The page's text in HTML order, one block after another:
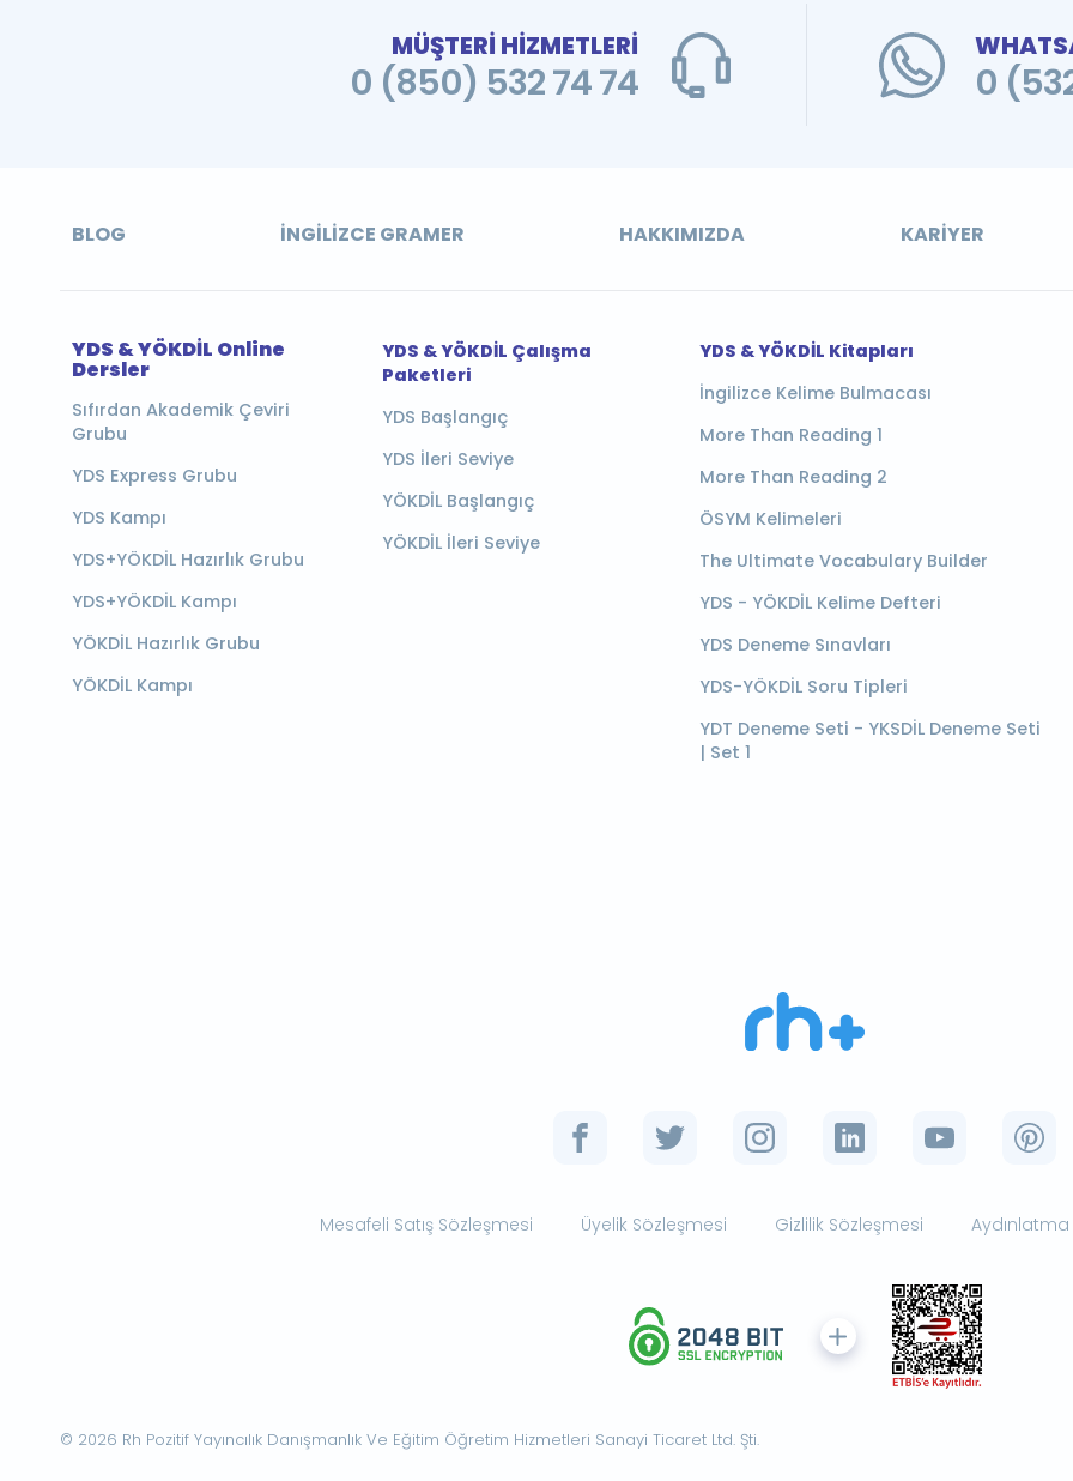
MÜŞTERİ HİZMETLERİ
0 (850) 532 74 74 0
BLOG İNGILIZCE GRAMER HAKKIMIZDA KARIYER
YDS & YÖKDİL Online
Dersler
Sıfırdan Akademik Çeviri
Grubu
YDS Express Grubu
YDS Kampı
YDS+YÖKDİL Hazırlık Grubu
YDS+YÖKDİL Kampı
YÖKDİL Hazırlık Grubu
YÖKDİL Kampı
YDS & YÖKDİL Çalışma
Paketleri
YDS Başlangıç
YDS İleri Seviye
YÖKDİL Başlangıç
YÖKDİL İleri Seviye
YDS & YÖKDİL Kitapları
İngilizce Kelime Bulmacası
More Than Reading 1
More Than Reading 2
ÖSYM Kelimeleri
The Ultimate Vocabulary Builder
YDS - YÖKDİL Kelime Defteri
YDS Deneme Sınavları
YDS-YÖKDİL Soru Tipleri
YDT Deneme Seti - YKSDİL Deneme Seti
| Set 1
Mesafeli Satış Sözleşmesi Üyelik Sözleşmesi Gizlilik Sözleşmesi
© 2026 Rh Pozitif Yayıncılık Danışmanlık Ve Eğitim Öğretim Hizmetleri Sanayi Ticaret Ltd. Şti.